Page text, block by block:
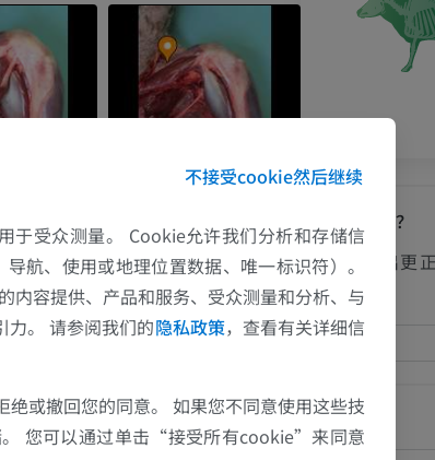
‹
发现错误？
欢迎提出更
议。
下载APP
不接受cookie然后继续
于受众测量。 Cookie允许我们分析和存储信
航、使用或地理位置数据、唯一标识符）。
内容提供、产品和服务、受众测量和分析、与
力。 请参阅我们的隐私政策，查看有关详细信
或撤回您的同意。 如果您不同意使用这些技
您可以通过单击“接受所有cookie”来同意